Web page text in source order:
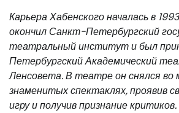
Карьера Хабенского началась в
окончил Санкт-Петербургский
театральный институт и был
Петербургский Академический
Ленсовета. В театре он снялся во
знаменитых спектаклях, проявив
игру и получив признание критиков.